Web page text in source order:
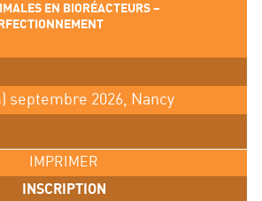
EN BIORÉACTEURS –
septembre 2026, Nancy
IMPRIMER
INSCRIPTION